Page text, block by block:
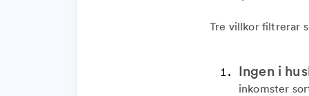
Tre villkor filtrerar
Ingen i
inkomster